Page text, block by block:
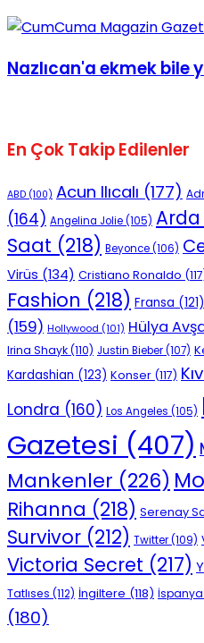
View All Result
Nazlıcan'a ekmek bile
En Çok Takip Edilenler
ABD (100) Acun Ilıcalı (177)
(164) Angelina Jolie(105) Arda
Saat (218) Beyonce(106)
Virüs (134) Cristiano Ronaldo
Fashion (218) Fransa (121)
(159) Hollywood (101) Hülya
Irina Shayk(110) Justin Bieber(107)
Kardashian (123) Konser (117)
Londra (160) Los Angeles (105)
Gazetesi (407)
Mankenler (226)
Rihanna (218) Serenay
Survivor (212) Twitter(109)
Victoria Secret (217)
Tatlıses (112) İngiltere (118) İspanya
(180)